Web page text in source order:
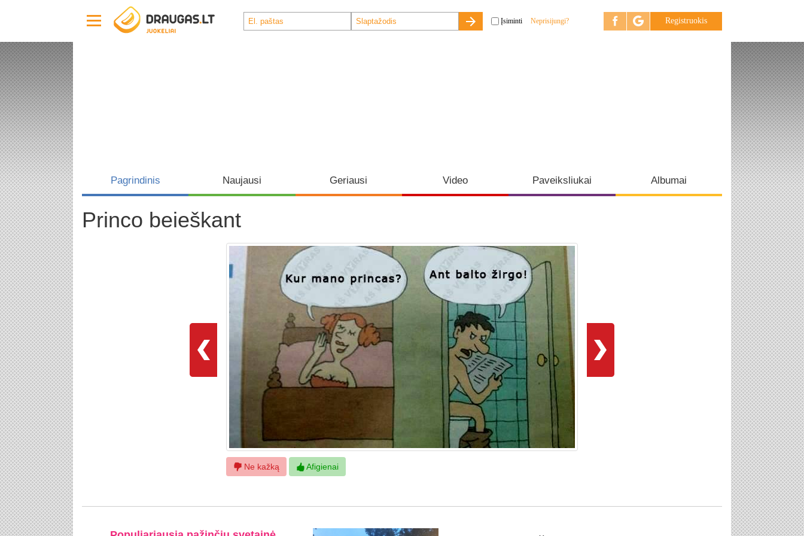
Įsiminti Neprisijungi? Registruokis
Pagrindinis Naujausi Geriausi Video Paveiksliukai Albumai
Princo beieškant
Ne kažką Afigienai